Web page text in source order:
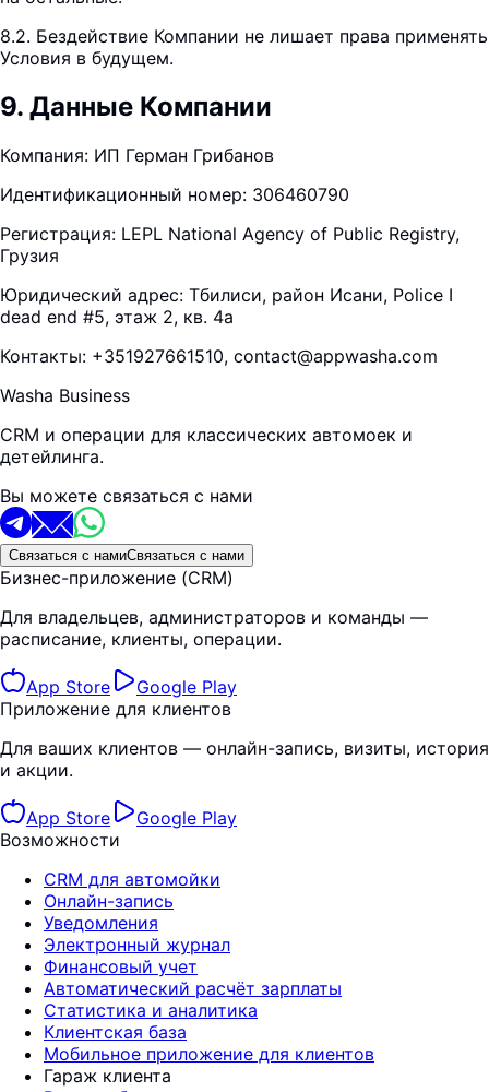
8.2. Бездействие Компании не лишает права применять
Условия в будущем.
9. Данные Компании
Компания: ИП Герман Грибанов
Идентификационный номер: 306460790
Регистрация: LEPL National Agency of Public Registry,
Грузия
Юридический адрес: Тбилиси, район Исани, Police I
dead end #5, этаж 2, кв. 4а
Контакты: +351927661510, contact@appwasha.com
Washa Business
CRM и операции для классических автомоек и
детейлинга.
Вы можете связаться с нами
Связаться с намиСвязаться с нами
Бизнес-приложение (CRM)
Для владельцев, администраторов и команды —
расписание, клиенты, операции.
App Store
Google Play
Приложение для клиентов
Для ваших клиентов — онлайн-запись, визиты, история
и акции.
App Store
Google Play
Возможности
CRM для автомойки
Онлайн-запись
Уведомления
Электронный журнал
Финансовый учет
Автоматический расчёт зарплаты
Статистика и аналитика
Клиентская база
Мобильное приложение для клиентов
Гараж клиента